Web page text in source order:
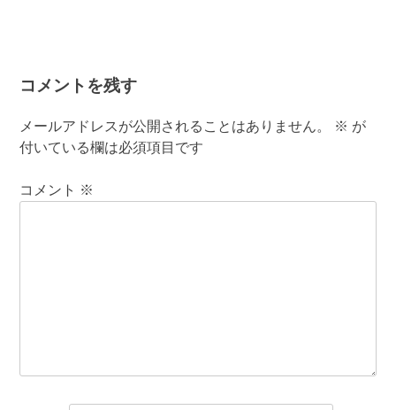
コメントを残す
メールアドレスが公開されることはありません。 ※ が
付いている欄は必須項目です
コメント ※